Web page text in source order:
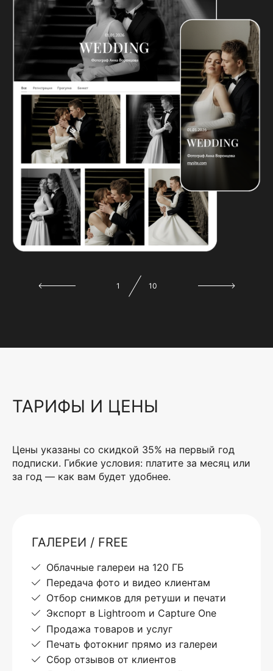
1 10
ТАРИФЫ И ЦЕНЫ
Цены указаны со скидкой 35% на первый год
подписки. Гибкие условия: платите за месяц или
за год — как вам будет удобнее.
ГАЛЕРЕИ / FREE
Облачные галереи на 120 ГБ
Передача фото и видео клиентам
Отбор снимков для ретуши и печати
Экспорт в Lightroom и Capture One
Продажа товаров и услуг
Печать фотокниг прямо из галереи
Сбор отзывов от клиентов